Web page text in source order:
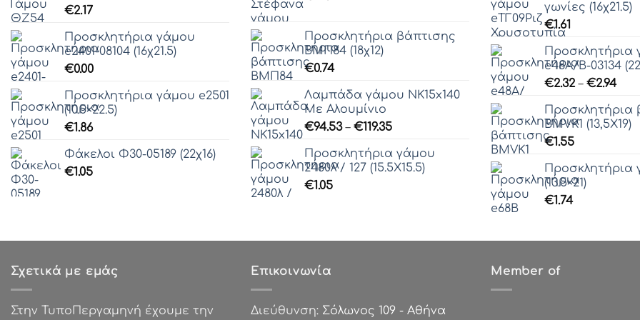
€2.17
Προσκλητήρια γάμου
e2401-08104 (16χ21.5)
€0.00
Προσκλητήρια γάμου e2501
(10.5×22.5)
€1.86
Φάκελοι Φ30-05189 (22χ16)
€1.05
Προσκλητήρια βάπτισης
ΒΜΠ84 (18χ12)
€0.74
Λαμπάδα γάμου ΝΚ15x140
Με Αλουμίνιο
€94.53 – €119.35Price
€94.53
through
Προσκλητήρια γάμου
2480λ / 127 (15.5Χ15.5)
€1.05
γωνίες (16χ21.5)
€1.61
Προσκλητήρια
e48Α/Β-03134
€2.32 – €2.94Price
Προσκλητήρια
ΒΜVΚ1 (13,5Χ19)
€1.55
Προσκλητήρια
(13.5×21)
€1.74
Σχετικά με εμάς
Στην ΤυποΠεργαμηνή έχουμε την
Επικοινωνία
Διεύθυνση: Σόλωνος 109 - Αθήνα
Member of